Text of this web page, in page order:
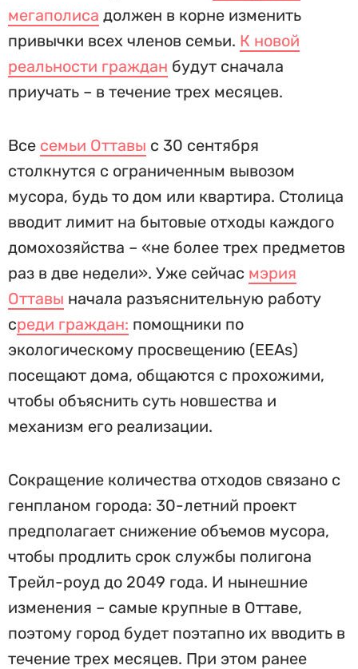
мегаполиса должен в корне изменить
привычки всех членов семьи. К новой
реальности граждан будут сначала
приучать – в течение трех месяцев.
Все семьи Оттавы с 30 сентября
столкнутся с ограниченным вывозом
мусора, будь то дом или квартира. Столица
вводит лимит на бытовые отходы каждого
домохозяйства – «не более трех предметов
раз в две недели». Уже сейчас мэрия
Оттавы начала разъяснительную работу
среди граждан: помощники по
экологическому просвещению (EEAs)
посещают дома, общаются с прохожими,
чтобы объяснить суть новшества и
механизм его реализации.
Сокращение количества отходов связано с
генпланом города: 30-летний проект
предполагает снижение объемов мусора,
чтобы продлить срок службы полигона
Трейл-роуд до 2049 года. И нынешние
изменения – самые крупные в Оттаве,
поэтому город будет поэтапно их вводить в
течение трех месяцев. При этом ранее